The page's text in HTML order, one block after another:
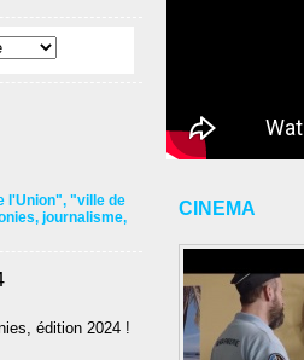
l'Union", "ville de
, journalisme,
édition 2024 !
CINEMA